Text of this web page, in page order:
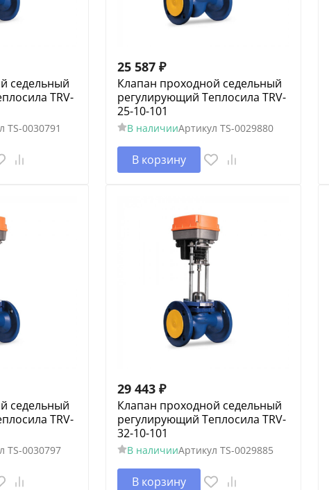
седельный
TRV-
TS-0030791
25 587 ₽
Клапан проходной седельный
регулирующий Теплосила TRV-
25-10-101
В наличииАртикул TS-0029880
В корзину
седельный
TRV-
TS-0030797
29 443 ₽
Клапан проходной седельный
регулирующий Теплосила TRV-
32-10-101
В наличииАртикул TS-0029885
В корзину